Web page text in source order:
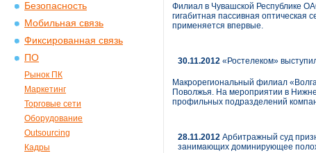
Безопасность
Мобильная связь
Фиксированная связь
ПО
Рынок ПК
Маркетинг
Торговые сети
Оборудование
Outsourcing
Кадры
Филиал в Чувашской Республике
гигабитная пассивная оптическая
применяется впервые.
30.11.2012 «Ростелеком»
Макрорегиональный филиал
Поволжья. На мероприятии в
профильных подразделений
28.11.2012 Арбитражный суд
занимающих доминирующее